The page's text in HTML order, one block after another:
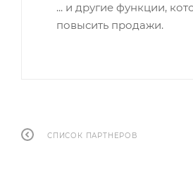
... и другие функции,
повысить продажи.
СПИСОК ПАРТНЕРОВ